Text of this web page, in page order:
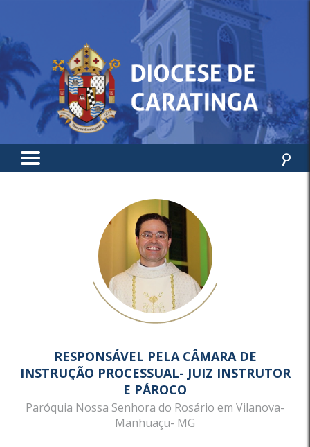
RESPONSÁVEL PELA CÂMARA DE
INSTRUÇÃO PROCESSUAL- JUIZ INSTRUTOR
E PÁROCO
Paróquia Nossa Senhora do Rosário em Vilanova-
Manhuaçu- MG